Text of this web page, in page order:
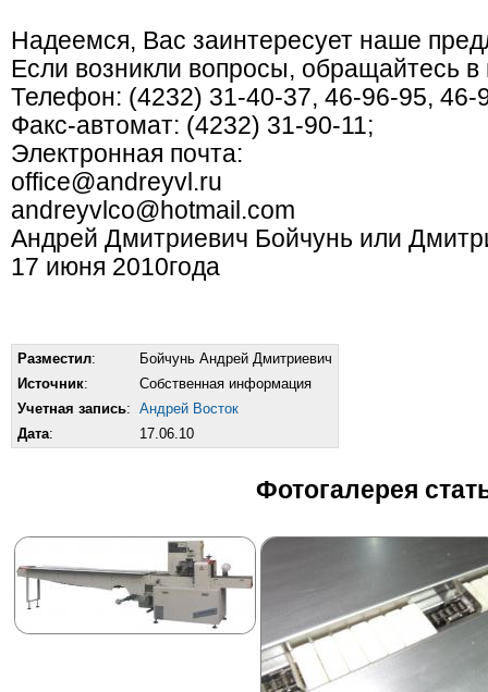
Надеемся, Вас заинтересует наше
Если возникли вопросы, обращайтесь
Телефон: (4232) 31-40-37, 46-96-95, 46-
Факс-автомат: (4232) 31-90-11;
Электронная почта:
office@andreyvl.ru
andreyvlco@hotmail.com
Андрей Дмитриевич Бойчунь или
17 июня 2010года
Разместил:
Бойчунь Андрей Дмитриевич
Источник:
Собственная информация
Учетная запись: Андрей Восток
Дата: 17.06.10
Фотогалерея